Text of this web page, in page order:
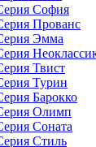
София
Прованс
Эмма
Твист
Турин
Барокко
Олимп
Соната
Стиль